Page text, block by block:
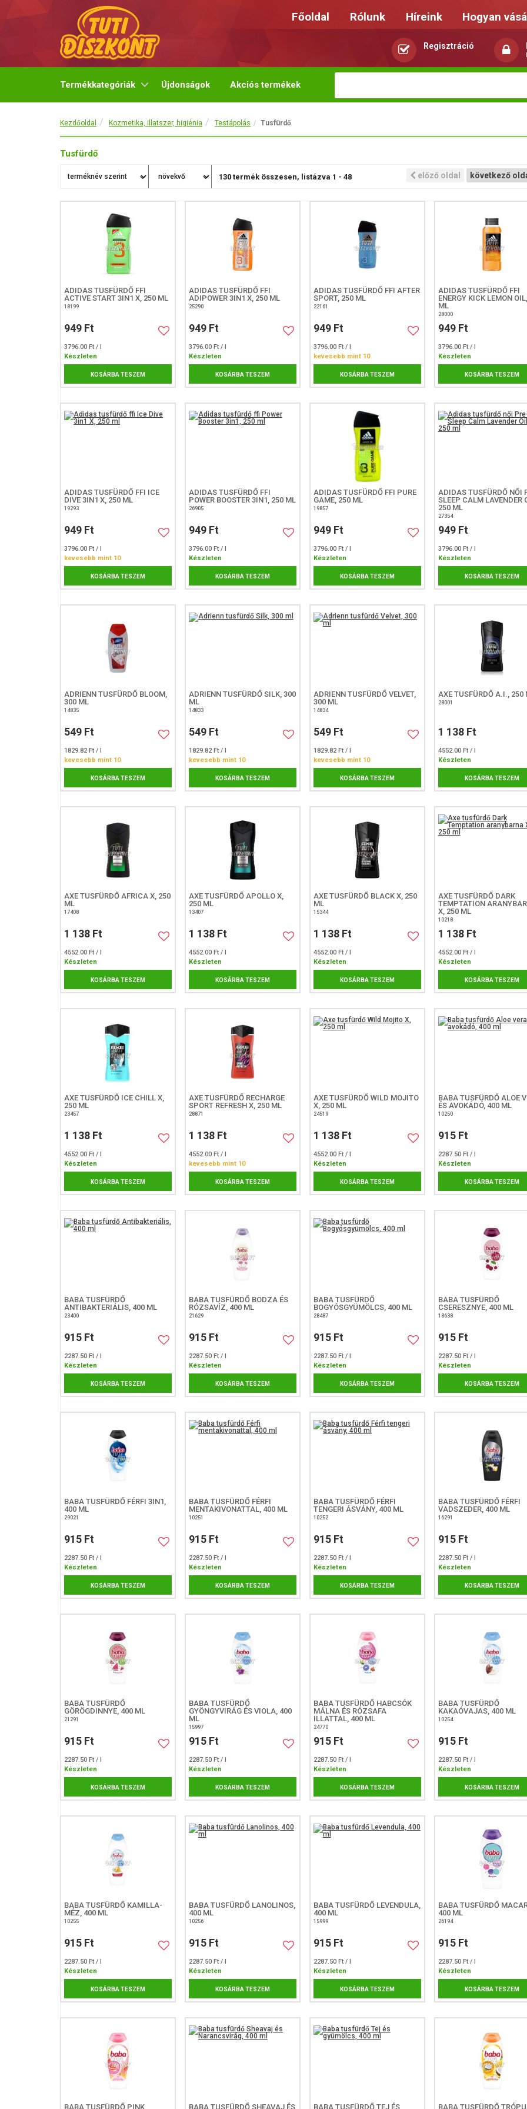
Főoldal Rólunk Híreink Hogyan
Regisztráció
Termékkategóriák Újdonságok Akciós termékek
Kezdőoldal Kozmetika, illatszer, higiénia Testápolás Tusfürdő
Tusfürdő
130 termék összesen, listázva 1 - 48 előző oldal következő
ADIDAS TUSFÜRDŐ FFI
ACTIVE START 3IN1 X, 250 ML
18199
949 Ft
3796.00 Ft / l
Készleten
KOSÁRBA TESZEM
ADIDAS TUSFÜRDŐ FFI
ADIPOWER 3IN1 X, 250 ML
25290
949 Ft
3796.00 Ft / l
Készleten
KOSÁRBA TESZEM
ADIDAS TUSFÜRDŐ FFI AFTER
SPORT, 250 ML
22161
949 Ft
3796.00 Ft / l
kevesebb mint 10
KOSÁRBA TESZEM
ADIDAS TUSFÜRDŐ FFI
ENERGY KICK LEMON
ML
28000
949 Ft
3796.00 Ft / l
Készleten
KOSÁRBA TESZEM
ADIDAS TUSFÜRDŐ FFI ICE
DIVE 3IN1 X, 250 ML
19293
949 Ft
3796.00 Ft / l
kevesebb mint 10
KOSÁRBA TESZEM
ADIDAS TUSFÜRDŐ FFI
POWER BOOSTER 3IN1, 250 ML
26905
949 Ft
3796.00 Ft / l
Készleten
KOSÁRBA TESZEM
ADIDAS TUSFÜRDŐ FFI PURE
GAME, 250 ML
19857
949 Ft
3796.00 Ft / l
Készleten
KOSÁRBA TESZEM
ADIDAS TUSFÜRDŐ NŐI
SLEEP CALM LAVENDER
250 ML
27354
949 Ft
3796.00 Ft / l
Készleten
KOSÁRBA TESZEM
ADRIENN TUSFÜRDŐ BLOOM,
300 ML
14835
549 Ft
1829.82 Ft / l
kevesebb mint 10
KOSÁRBA TESZEM
ADRIENN TUSFÜRDŐ SILK, 300
ML
14833
549 Ft
1829.82 Ft / l
kevesebb mint 10
KOSÁRBA TESZEM
ADRIENN TUSFÜRDŐ VELVET,
300 ML
14834
549 Ft
1829.82 Ft / l
kevesebb mint 10
KOSÁRBA TESZEM
AXE TUSFÜRDŐ A.I., 250
28001
1 138 Ft
4552.00 Ft / l
Készleten
KOSÁRBA TESZEM
AXE TUSFÜRDŐ AFRICA X, 250
ML
17408
1 138 Ft
4552.00 Ft / l
Készleten
KOSÁRBA TESZEM
AXE TUSFÜRDŐ APOLLO X,
250 ML
13407
1 138 Ft
4552.00 Ft / l
Készleten
KOSÁRBA TESZEM
AXE TUSFÜRDŐ BLACK X, 250
ML
15344
1 138 Ft
4552.00 Ft / l
Készleten
KOSÁRBA TESZEM
AXE TUSFÜRDŐ DARK
TEMPTATION
X, 250 ML
10218
1 138 Ft
4552.00 Ft / l
Készleten
KOSÁRBA TESZEM
AXE TUSFÜRDŐ ICE CHILL X,
250 ML
23457
1 138 Ft
4552.00 Ft / l
Készleten
KOSÁRBA TESZEM
AXE TUSFÜRDŐ RECHARGE
SPORT REFRESH X, 250 ML
28871
1 138 Ft
4552.00 Ft / l
kevesebb mint 10
KOSÁRBA TESZEM
AXE TUSFÜRDŐ WILD MOJITO
X, 250 ML
24519
1 138 Ft
4552.00 Ft / l
Készleten
KOSÁRBA TESZEM
BABA TUSFÜRDŐ ALOE
ÉS AVOKÁDÓ, 400 ML
10250
915 Ft
2287.50 Ft / l
Készleten
KOSÁRBA TESZEM
BABA TUSFÜRDŐ
ANTIBAKTERIÁLIS, 400 ML
23400
915 Ft
2287.50 Ft / l
Készleten
KOSÁRBA TESZEM
BABA TUSFÜRDŐ BODZA ÉS
RÓZSAVÍZ, 400 ML
21629
915 Ft
2287.50 Ft / l
Készleten
KOSÁRBA TESZEM
BABA TUSFÜRDŐ
BOGYÓSGYÜMÖLCS, 400 ML
28487
915 Ft
2287.50 Ft / l
Készleten
KOSÁRBA TESZEM
BABA TUSFÜRDŐ
CSERESZNYE, 400 ML
18638
915 Ft
2287.50 Ft / l
Készleten
KOSÁRBA TESZEM
BABA TUSFÜRDŐ FÉRFI 3IN1,
400 ML
29021
915 Ft
2287.50 Ft / l
Készleten
KOSÁRBA TESZEM
BABA TUSFÜRDŐ FÉRFI
MENTAKIVONATTAL, 400 ML
10251
915 Ft
2287.50 Ft / l
Készleten
KOSÁRBA TESZEM
BABA TUSFÜRDŐ FÉRFI
TENGERI ÁSVÁNY, 400 ML
10252
915 Ft
2287.50 Ft / l
Készleten
KOSÁRBA TESZEM
BABA TUSFÜRDŐ FÉRFI
VADSZEDER, 400 ML
16291
915 Ft
2287.50 Ft / l
Készleten
KOSÁRBA TESZEM
BABA TUSFÜRDŐ
GÖRÖGDINNYE, 400 ML
21291
915 Ft
2287.50 Ft / l
Készleten
KOSÁRBA TESZEM
BABA TUSFÜRDŐ
GYÖNGYVIRÁG ÉS VIOLA, 400
ML
15997
915 Ft
2287.50 Ft / l
Készleten
KOSÁRBA TESZEM
BABA TUSFÜRDŐ HABCSÓK
MÁLNA ÉS RÓZSAFA
ILLATTAL, 400 ML
24770
915 Ft
2287.50 Ft / l
Készleten
KOSÁRBA TESZEM
BABA TUSFÜRDŐ
KAKAÓVAJAS, 400 ML
10254
915 Ft
2287.50 Ft / l
Készleten
KOSÁRBA TESZEM
BABA TUSFÜRDŐ KAMILLA-
MÉZ, 400 ML
10255
915 Ft
2287.50 Ft / l
Készleten
KOSÁRBA TESZEM
BABA TUSFÜRDŐ LANOLINOS,
400 ML
10256
915 Ft
2287.50 Ft / l
Készleten
KOSÁRBA TESZEM
BABA TUSFÜRDŐ LEVENDULA,
400 ML
15999
915 Ft
2287.50 Ft / l
Készleten
KOSÁRBA TESZEM
BABA TUSFÜRDŐ
400 ML
26194
915 Ft
2287.50 Ft / l
Készleten
KOSÁRBA TESZEM
BABA TUSFÜRDŐ PINK BABA TUSFÜRDŐ SHEAVAJ ÉS BABA TUSFÜRDŐ TEJ ÉS BABA TUSFÜRDŐ